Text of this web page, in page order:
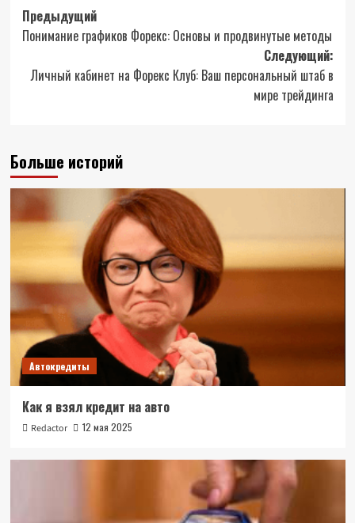
Навигация
записи
Предыдущий
Понимание графиков Форекс: Основы и продвинутые методы
Следующий:
Личный кабинет на Форекс Клуб: Ваш персональный штаб в
мире трейдинга
Больше историй
Автокредиты
Как я взял кредит на авто
Redactor 12 мая 2025